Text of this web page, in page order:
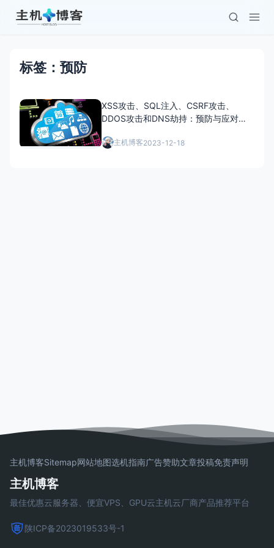
标签：预防
XSS攻击、SQL注入、CSRF攻击、
DDOS攻击和DNS劫持：预防与应对之
主机博客2023-12-18
主机博客Sitemap网站地图选机指南广告赞助文章投稿免责声明
主机博客
最佳优惠云服务器、便宜VPS、GPU云主机云厂商产品推荐平台
陕ICP备2023019533号-1